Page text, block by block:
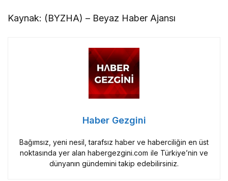
Kaynak: (BYZHA) – Beyaz Haber Ajansı
Haber Gezgini
Bağımsız, yeni nesil, tarafsız haber ve haberciliğin en üst
noktasında yer alan habergezgini.com ile Türkiye’nin ve
dünyanın gündemini takip edebilirsiniz.